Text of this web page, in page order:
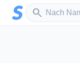
Zum Hauptinhalt
search
Sender suchen